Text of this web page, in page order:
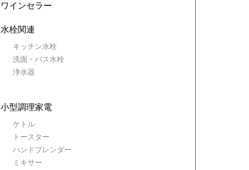
ワインセラー
水栓関連
キッチン水栓
洗面・バス水栓
浄水器
小型調理家電
ケトル
トースター
ハンドブレンダー
ミキサー